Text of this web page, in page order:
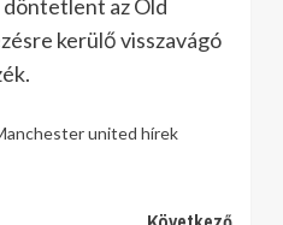
döntetlent az Old
kerülő visszavágó
united hírek